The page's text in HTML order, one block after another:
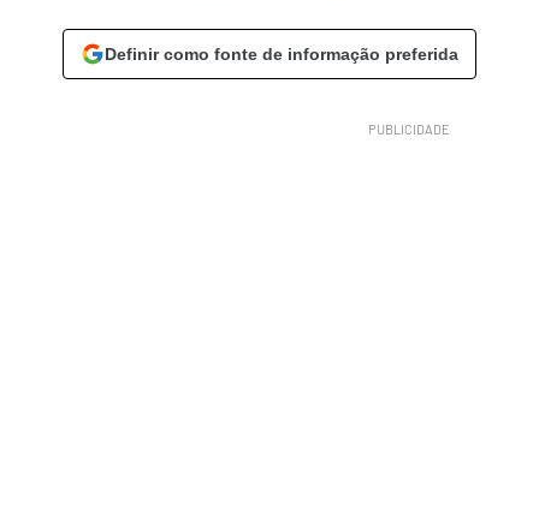
Definir como fonte de informação preferida